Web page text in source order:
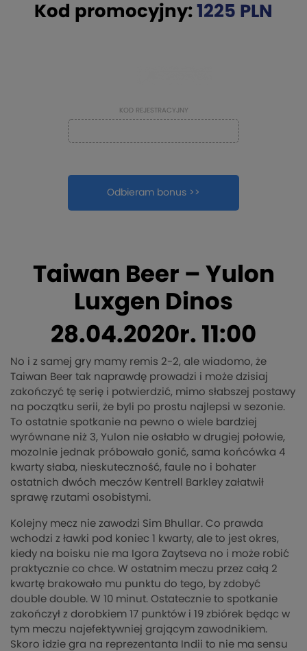
Kod promocyjny: 1225 PLN
KOD REJESTRACYJNY
Odbieram bonus >>
pokaż szczegóły
Taiwan Beer – Yulon
Luxgen Dinos
28.04.2020r. 11:00
No i z samej gry mamy remis 2-2, ale wiadomo, że
Taiwan Beer tak naprawdę prowadzi i może dzisiaj
zakończyć tę serię i potwierdzić, mimo słabszej postawy
na początku serii, że byli po prostu najlepsi w sezonie.
To ostatnie spotkanie na pewno o wiele bardziej
wyrównane niż 3, Yulon nie osłabło w drugiej połowie,
mozolnie jednak próbowało gonić, sama końcówka 4
kwarty słaba, nieskuteczność, faule no i bohater
ostatnich dwóch meczów Kentrell Barkley załatwił
sprawę rzutami osobistymi.
Kolejny mecz nie zawodzi Sim Bhullar. Co prawda
wchodzi z ławki pod koniec 1 kwarty, ale to jest okres,
kiedy na boisku nie ma Igora Zaytseva no i może robić
praktycznie co chce. W ostatnim meczu przez całą 2
kwartę brakowało mu punktu do tego, by zdobyć
double double. W 10 minut. Ostatecznie to spotkanie
zakończył z dorobkiem 17 punktów i 19 zbiórek będąc w
tym meczu najefektywniej grającym zawodnikiem.
Skoro idzie gra na reprezentanta Indii to nie ma sensu